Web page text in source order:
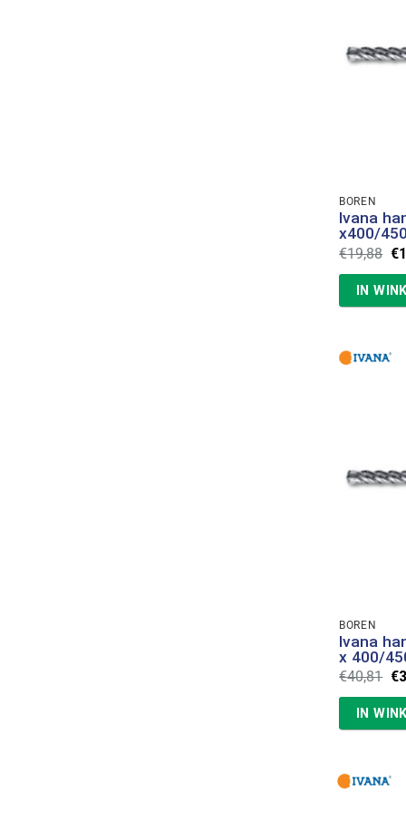
BOREN
Ivana
x400/450
€19,88 €
IN
BOREN
Ivana
x 400/
€40,81 €
IN